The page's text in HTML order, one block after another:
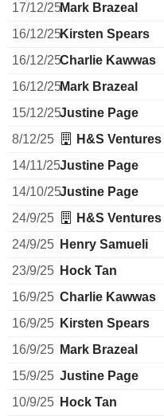
17/12/25Mark Brazeal
16/12/25Kirsten Spears
16/12/25Charlie Kawwas
16/12/25Mark Brazeal
15/12/25Justine Page
8/12/25
H&S
14/11/25Justine Page
14/10/25Justine Page
24/9/25
H&S
24/9/25 Henry Samueli
23/9/25 Hock Tan
16/9/25 Charlie Kawwas
16/9/25 Kirsten Spears
16/9/25 Mark Brazeal
15/9/25 Justine Page
10/9/25 Hock Tan